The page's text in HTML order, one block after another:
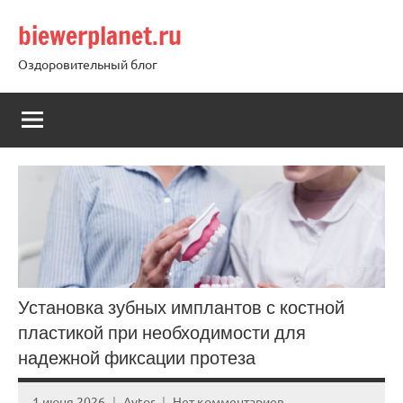
содержимому
biewerplanet.ru
Оздоровительный блог
Установка зубных имплантов с костной
пластикой при необходимости для
надежной фиксации протеза